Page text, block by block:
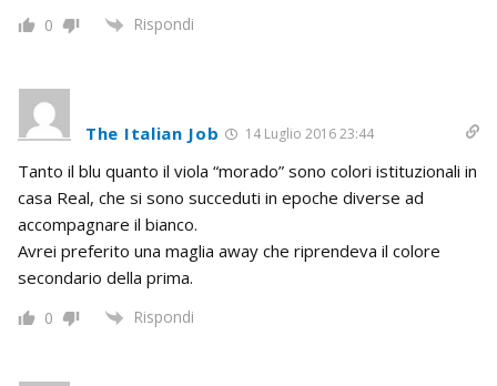
0 Rispondi
The Italian Job 14 Luglio 2016 23:44
Tanto il blu quanto il viola “morado” sono colori istituzionali in
casa Real, che si sono succeduti in epoche diverse ad
accompagnare il bianco.
Avrei preferito una maglia away che riprendeva il colore
secondario della prima.
0 Rispondi